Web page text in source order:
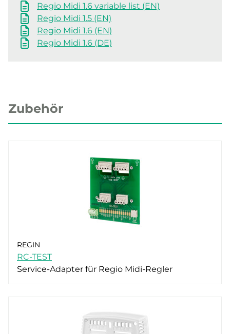
Regio Midi 1.6 variable list (EN)
Regio Midi 1.5 (EN)
Regio Midi 1.6 (EN)
Regio Midi 1.6 (DE)
Zubehör
REGIN
RC-TEST
Service-Adapter für Regio Midi-Regler